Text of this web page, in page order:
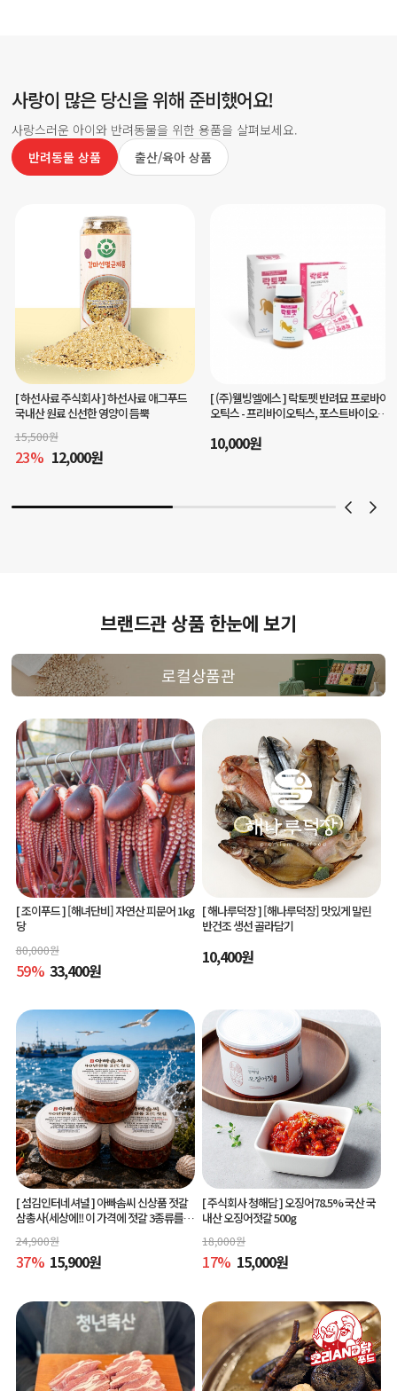
사랑이 많은 당신을 위해 준비했어요!
사랑스러운 아이와 반려동물을 위한 용품을 살펴보세요.
반려동물 상품
출산/육아 상품
[ (주)웰빙엘에스 ]락토펫 반려묘 프로바이
오틱스 - 프리바이오틱스, 포스트바이오틱
10,000원
[ 맘마미아 ]헬로플라그아이케어40g(3개
월분)눈건강 구강케어를 한번에
45,000원
브랜드관 상품 한눈에 보기
로컬상품관
[ 조이푸드 ][해녀단비] 자연산 피문어 1kg
당
80,000원
59% 33,400원
[ 해나루덕장 ][해나루덕장] 맛있게 말린
반건조 생선 골라담기
10,400원
[ 섬김인터네셔널 ]아빠솜씨 신상품 젓갈
삼총사(세상에!! 이 가격에 젓갈 3종류를?)
24,900원
37% 15,900원
[ 주식회사 청해담 ]오징어78.5% 국산 국
내산 오징어젓갈 500g
18,000원
17% 15,000원